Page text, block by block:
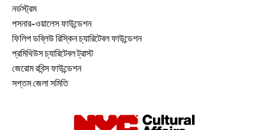
নর্ডস্ট্রম
পসনার-ওয়ালেস ফাউন্ডেশন
ফিলিপ ডব্লিউ রিস্কিন চ্যারিটেবল ফাউন্ডেশন
প্রমিথিউস চ্যারিটেবল ট্রাস্ট
জেরোম রবিন্স ফাউন্ডেশন
সপ্তম জেলা সমিতি